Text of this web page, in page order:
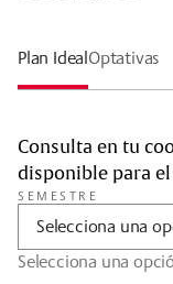
Plan IdealOptativas
Consulta en tu
disponible para
SEMESTRE
Selecciona una
Selecciona una